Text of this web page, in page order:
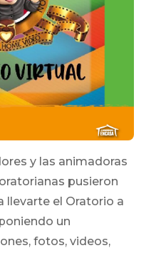
y las animadoras
pusieron
llevarte el Oratorio a
un
fotos, videos,